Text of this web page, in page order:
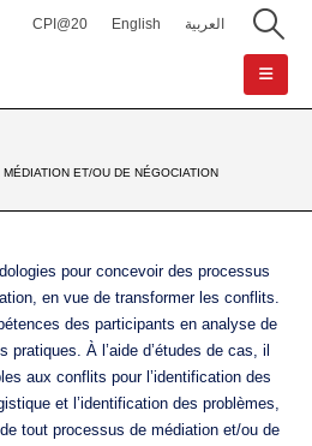
CPI@20 English العربية
ET/OU DE NÉGOCIATION
pour concevoir des processus
en vue de transformer les conflits.
des participants en analyse de
À l’aide d’études de cas, il
aux conflits pour l’identification des
et l’identification des problèmes,
tout processus de médiation et/ou de